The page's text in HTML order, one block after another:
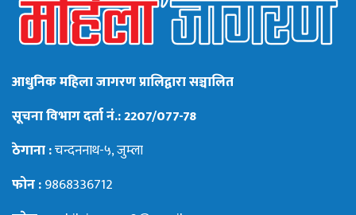
आधुनिक महिला जागरण प्रालिद्वारा सञ्चालित
सूचना विभाग दर्ता नं.: 2207/077-78
ठेगाना :चन्दननाथ-५, जुम्ला
फोन :9868336712